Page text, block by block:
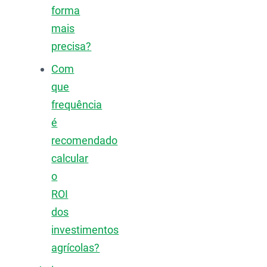
forma
mais
precisa?
Com
que
frequência
é
recomendado
calcular
o
ROI
dos
investimentos
agrícolas?